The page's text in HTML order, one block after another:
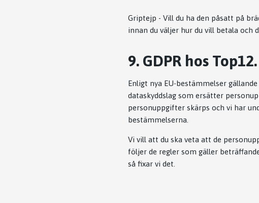
Griptejp - Vill du ha den påsatt på
innan du väljer hur du vill betala och
9. GDPR hos Top12.
Enligt nya EU-bestämmelser
dataskyddslag som ersätter
personuppgifter skärps och vi har
bestämmelserna.
Vi vill att du ska veta att de
följer de regler som gäller
så fixar vi det.